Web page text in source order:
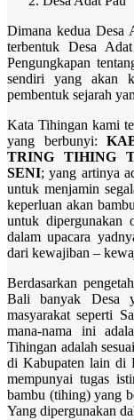
Dimana kedua Desa
terbentuk Desa
Pengungkapan
sendiri yang akan
pembentuk sejarah
Kata Tihingan kami
yang berbunyi:
TRING TIHING
SENI; yang artinya
untuk menjamin
keperluan akan
untuk dipergunakan
dalam upacara
dari kewajiban –
Berdasarkan
Bali banyak Desa
masyarakat seperti
mana-nama ini
Tihingan adalah
di Kabupaten lain di
mempunyai tugas
bambu (tihing) yang
Yang dipergunakan